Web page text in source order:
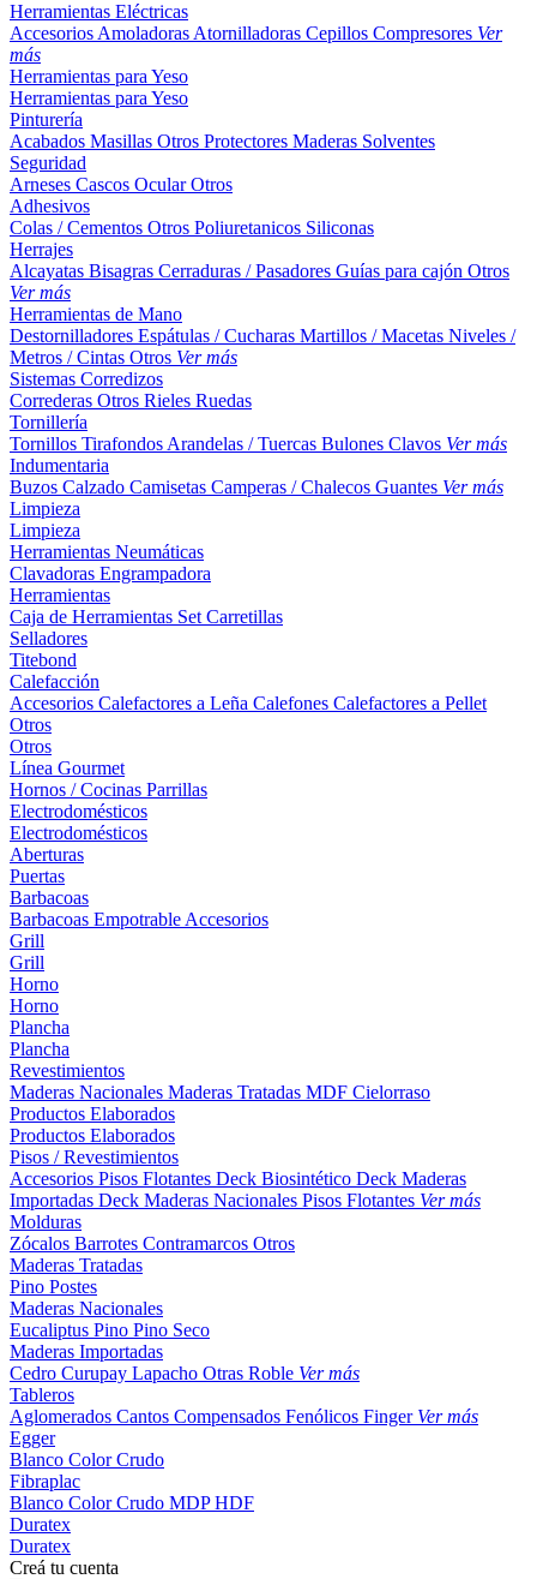
Herramientas Eléctricas
Accesorios Amoladoras Atornilladoras Cepillos Compresores Ver
más
Herramientas para Yeso
Herramientas para Yeso
Pinturería
Acabados Masillas Otros Protectores Maderas Solventes
Seguridad
Arneses Cascos OcularOtros
Adhesivos
Colas / Cementos Otros Poliuretanicos Siliconas
Herrajes
Alcayatas Bisagras Cerraduras / Pasadores Guías para cajón Otros
Ver más
Herramientas de Mano
Destornilladores Espátulas / Cucharas Martillos / Macetas Niveles /
Metros / Cintas Otros Ver más
Sistemas Corredizos
Correderas Otros Rieles Ruedas
Tornillería
Tornillos Tirafondos Arandelas / Tuercas Bulones Clavos Ver más
Indumentaria
Buzos Calzado Camisetas Camperas / Chalecos Guantes Ver más
Limpieza
Limpieza
Herramientas Neumáticas
Clavadoras Engrampadora
Herramientas
Caja de Herramientas Set Carretillas
Selladores
Titebond
Calefacción
Accesorios Calefactores a Leña Calefones Calefactores a Pellet
Otros
Otros
Línea Gourmet
Hornos / Cocinas Parrillas
Electrodomésticos
Electrodomésticos
Aberturas
Puertas
Barbacoas
Barbacoas Empotrable Accesorios
Grill
Grill
Horno
Horno
Plancha
Plancha
Revestimientos
Maderas Nacionales Maderas Tratadas MDF Cielorraso
Productos Elaborados
Productos Elaborados
Pisos / Revestimientos
Accesorios Pisos Flotantes Deck Biosintético Deck Maderas
Importadas Deck Maderas Nacionales Pisos Flotantes Ver más
Molduras
Zócalos Barrotes Contramarcos Otros
Maderas Tratadas
Pino Postes
Maderas Nacionales
Eucaliptus Pino Pino Seco
Maderas Importadas
Cedro Curupay Lapacho Otras Roble Ver más
Tableros
Aglomerados Cantos Compensados Fenólicos Finger Ver más
Egger
Blanco ColorCrudo
Fibraplac
Blanco ColorCrudo MDPHDF
Duratex
Duratex
Creá tu cuenta